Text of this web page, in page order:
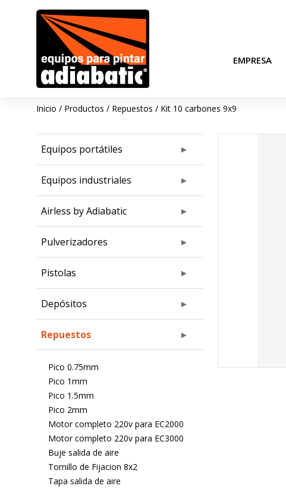
EMPRESA
Inicio / Productos / Repuestos / Kit 10 carbones 9x9
Equipos portátiles
Equipos industriales
Airless by Adiabatic
Pulverizadores
Pistolas
Depósitos
Repuestos
Pico 0.75mm
Pico 1mm
Pico 1.5mm
Pico 2mm
Motor completo 220v para EC2000
Motor completo 220v para EC3000
Buje salida de aire
Tornillo de Fijacion 8x2
Tapa salida de aire